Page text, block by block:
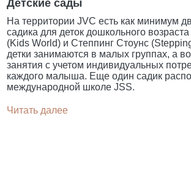
Детские сады
На территории JVC есть как минимум
садика для деток дошкольного
(Kids World) и Степпинг Стоунс
детки занимаются в малых группах, а
занятия с учетом индивидуальных
каждого малыша. Еще один садик
международной школе JSS.
Читать далее